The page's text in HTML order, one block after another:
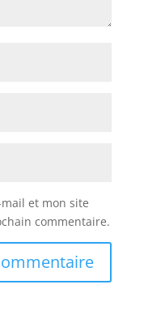
et mon site
commentaire.